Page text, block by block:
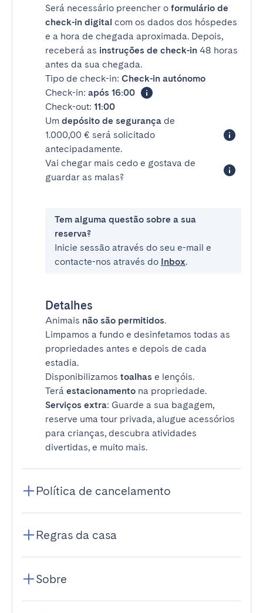
Será necessário preencher o formulário de
check-in digital com os dados dos hóspedes
e a hora de chegada aproximada. Depois,
receberá as instruções de check-in 48 horas
antes da sua chegada.
Tipo de check-in: Check-in autónomo
Check-in: após 16:00
Check-out: 11:00
Um depósito de segurança de
1.000,00 € será solicitado
antecipadamente.
Vai chegar mais cedo e gostava de
guardar as malas?
Tem alguma questão sobre a sua
reserva?
Inicie sessão através do seu e-mail e
contacte-nos através do Inbox.
Detalhes
Animais não são permitidos.
Limpamos a fundo e desinfetamos todas as
propriedades antes e depois de cada
estadia.
Disponibilizamos toalhas e lençóis.
Terá estacionamento na propriedade.
Serviços extra: Guarde a sua bagagem,
reserve uma tour privada, alugue acessórios
para crianças, descubra atividades
divertidas, e muito mais.
Política de cancelamento
Regras da casa
Sobre